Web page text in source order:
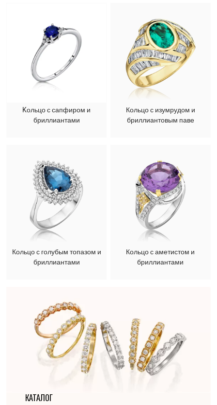
Kольцо с сапфиром и
бриллиантами
Кольцо с изумрудом и
бриллиантовым паве
Кольцо с голубым топазом и
бриллиантами
Кольцо с аметистом и
бриллиантами
КАТАЛОГ